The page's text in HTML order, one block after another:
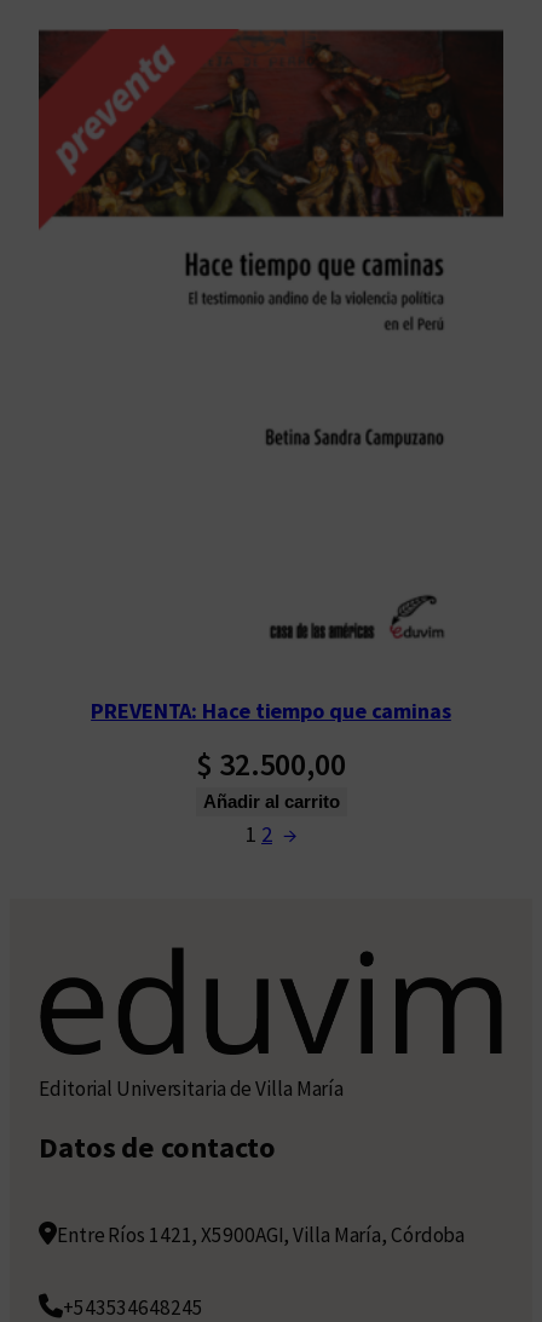
PREVENTA: Hace tiempo que caminas
$ 32.500,00
Añadir al carrito
1 2 →
Editorial Universitaria de Villa María
Datos de contacto
Entre Ríos 1421, X5900AGI, Villa María, Córdoba
+543534648245